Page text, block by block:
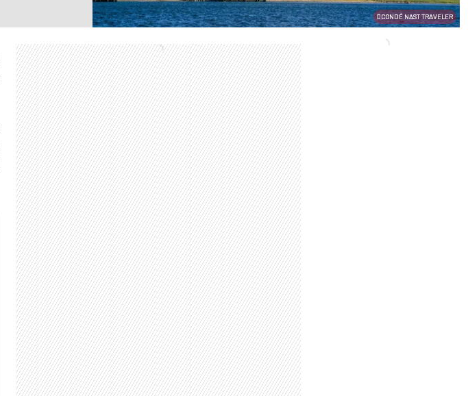
CONDÉ NAST TRAVELER